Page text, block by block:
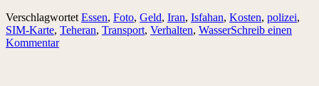
Verschlagwortet Essen, Foto, Geld, Iran, Isfahan, Kosten, polizei,
SIM-Karte, Teheran, Transport, Verhalten, WasserSchreib einen
Kommentar